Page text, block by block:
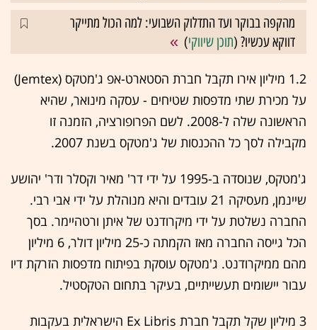
מהקפה בבוקר ועד התדלוק השבועי: למה הכול מתייקר
דווקא עכשיו? (תוכן שיווקי)
1.2 מיליון אירו תקבל חברת הסטארט-אפ ג'מטקס (Jemtex)
על מכירת שתי מדפסות שטיחים - עסקה מינואר, שהיא
הראשונה שלה ל-2008. לשם הפרופורציה, הזמנה זו
מקבילה לסך כל ההכנסות של ג'מטקס בשנת 2007.
ג'מטקס, שנוסדה ב-1995 על ידי דר' מאיר וקסלר ודר' יהושע
שיינמן, מעסיקה 21 עובדים והיא מנוהלת על ידי אבי רבי.
החברה נשלטת על ידי מיקרודנט של איתן ורטהיימר. בסך
הכל גייסה החברה מאז הקמתה כ-25 מיליון דולר, 6 מיליון
מהם ממיקרודנט. ג'מטקס עוסקת בפיתוח מדפסות הזרקת דיו
עבור יישומים תעשייתיים, בעיקר בתחום הטקסטיל.
3 מיליון שקל תקבל חברת Ex Libris הישראלית בעקבות